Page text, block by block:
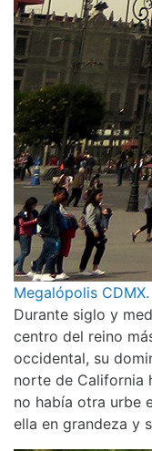
Megalópolis
Durante siglo y
centro del reino
occidental, su
norte de California
no había otra urbe
ella en grandeza y